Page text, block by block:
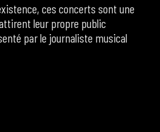
ces concerts sont une
leur propre public
par le journaliste musical